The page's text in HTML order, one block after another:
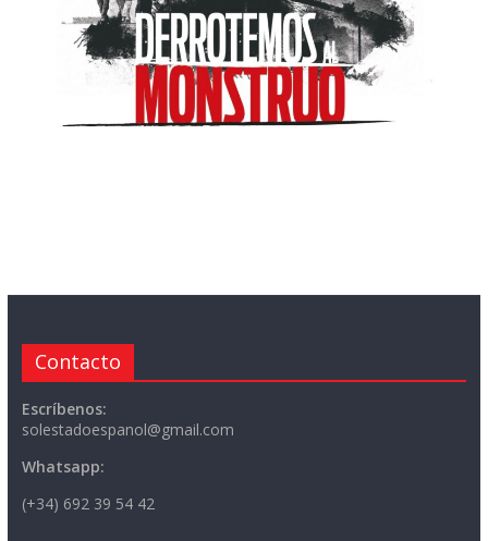
Contacto
Escríbenos:
solestadoespanol@gmail.com
Whatsapp:
(+34) 692 39 54 42